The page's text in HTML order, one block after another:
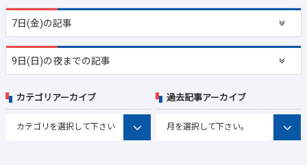
7日(金)の記事
9日(日)の夜までの記事
カテゴリアーカイブ 過去記事アーカイブ